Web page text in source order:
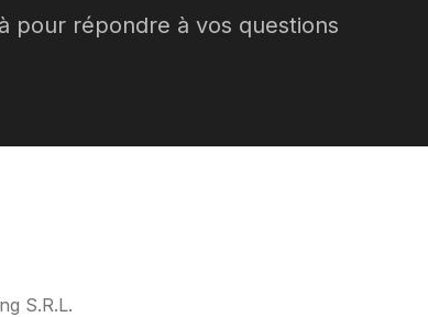
pour répondre à vos questions
S.R.L.